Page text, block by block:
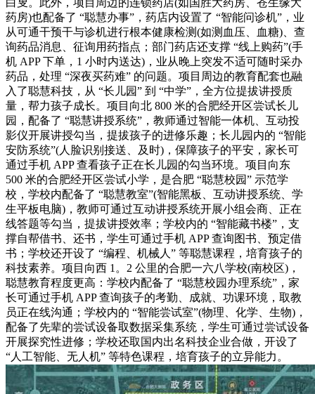
药房)也配备了 “聪慧办事”，药店内设置了 “智能问诊机”，业
从可通干预干与诊机进行根本健康检测(如测血压、血糖)、查
询药品消息、征询用药指点；部门药店还支撑 “线上购药”(手
机 APP 下单，1 小时内送达)，业从晚上突发不适可随时采办
药品，处理 “深夜买药难” 的问题。项目周边的教育配套也融
入了聪慧科技，从 “长儿园” 到 “中学”，全方位提拔讲授质
量，帮力孩子成长。项目向北 800 米的合肥经开区尝试长儿
园，配备了 “聪慧讲授系统”，教师通过智能一体机、互动投
影仪开展讲授勾当，提拔孩子的进修乐趣；长儿园内的 “智能
安防系统”(人脸识别接送、及时)，保障孩子的平安，家长可
通过手机 APP 查看孩子正在长儿园的勾当环境。项目向东
500 米的合肥经开区尝试小学，是合肥 “聪慧校园” 示范学
校，学校内配备了 “聪慧教室”(智能黑板、互动讲授系统、学
生平板电脑)，教师可通过互动讲授系统开展小组会商、正在
线答题等勾当，提拔讲授效率；学校内的 “智能藏书楼”，支
撑自帮借书、还书，学生可通过手机 APP 查询图书、预定借
书；学校还开设了 “编程、机械人” 等聪慧课程，培育孩子的
科技素养。项目向西 1。2 公里的合肥一六八学校(南校区)，
聪慧教育程度更高：学校内配备了 “聪慧校园办理系统”，家
长可通过手机 APP 查询孩子的考勤、成就、功课环境，取教
员正在线沟通；学校内的 “智能尝试室”(物理、化学、生物)，
配备了先辈的尝试设备取数据采集系统，学生可通过尝试设备
开展探究性进修；学校还取国内出名科技企业合做，开设了
“人工智能、无人机” 等特色课程，培育孩子的立异能力。